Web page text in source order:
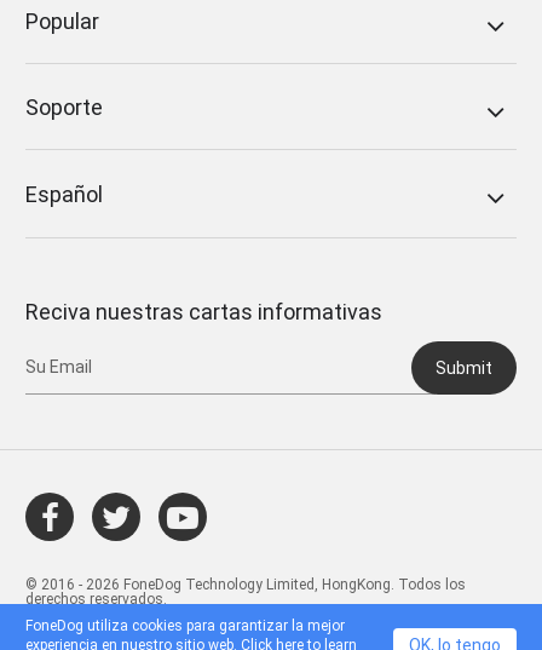
Popular
Soporte
Español
Reciva nuestras cartas informativas
Submit
© 2016 - 2026 FoneDog Technology Limited, HongKong. Todos los
derechos reservados.
FoneDog utiliza cookies para garantizar la mejor
experiencia en nuestro sitio web. Click hereto learn OK, lo tengo